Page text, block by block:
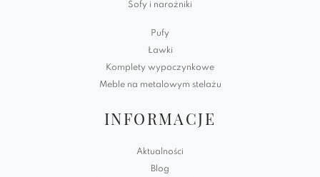
Sofy i narożniki
Pufy
Ławki
Komplety wypoczynkowe
Meble na metalowym stelażu
INFORMACJE
Aktualności
Blog